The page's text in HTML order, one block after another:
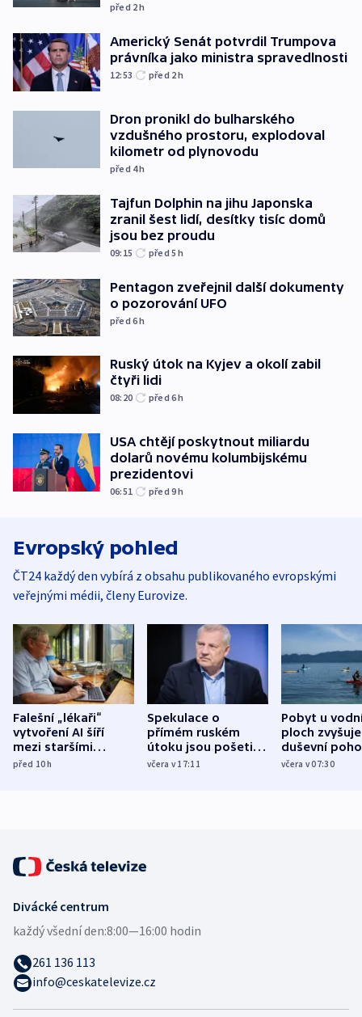
před 2h
Americký Senát potvrdil Trumpova
právníka jako ministra spravedlnosti
12:53 před 2h
Dron pronikl do bulharského
vzdušného prostoru, explodoval
kilometr od plynovodu
před 4h
Tajfun Dolphin na jihu Japonska
zranil šest lidí, desítky tisíc domů
jsou bez proudu
09:15 před 5h
Pentagon zveřejnil další dokumenty
o pozorování UFO
před 6h
Ruský útok na Kyjev a okolí zabil
čtyři lidi
08:20 před 6h
USA chtějí poskytnout miliardu
dolarů novému kolumbijskému
prezidentovi
06:51 před 9h
Evropský pohled
ČT24 každý den vybírá z obsahu publikovaného evropskými
veřejnými médii, členy Eurovize.
Falešní „lékaři“
vytvoření AI šíří
mezi staršími
Poláky nebezpečné
před 10h
Spekulace o
přímém ruském
útoku jsou pošetilé,
míní estonský
včera v 17:11
Pobyt u
ploch zvyšuje
duševní
ukázala
včera v 07:30
Divácké centrum
každý všední den:8:00—16:00 hodin
261 136 113
info@ceskatelevize.cz